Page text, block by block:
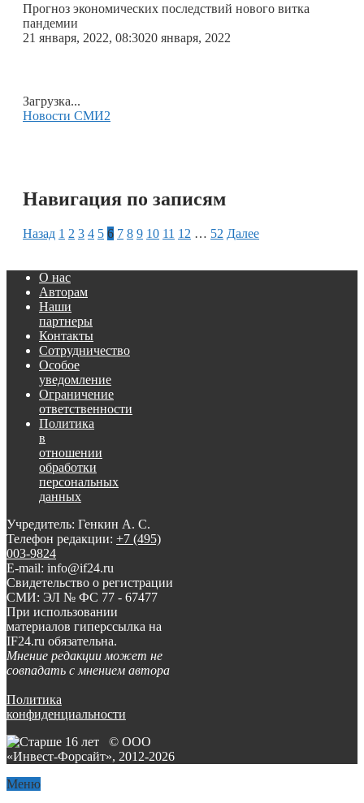
Прогноз экономических последствий нового витка
пандемии
21 января, 2022, 08:3020 января, 2022
Загрузка...
Новости СМИ2
Навигация по записям
Назад 1 2 3 4 5 6 7 8 9 10 11 12 … 52 Далее
О нас
Авторам
Наши
партнеры
Контакты
Сотрудничество
Особое
уведомление
Ограничение
ответственности
Политика
в
отношении
обработки
персональных
данных
Учредитель: Генкин А. С.
Телефон редакции: +7 (495)
003-9824
E-mail: info@if24.ru
Свидетельство о регистрации
СМИ: ЭЛ № ФС 77 - 67477
При использовании
материалов гиперссылка на
IF24.ru обязательна.
Мнение редакции может не
совпадать с мнением автора
Политика
конфиденциальности
© ООО
«Инвест-Форсайт», 2012-2026
Меню